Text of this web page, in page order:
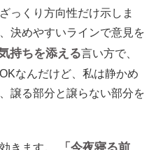
っくり方向性だけ示しま
決めやすいラインで意見を
持ちを添える言い方で、
なんだけど、私は静かめ
譲る部分と譲らない部分を
きます。
「今夜寝る前